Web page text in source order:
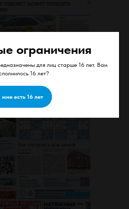
ограничения
для лиц старше 16 лет. Вам
16 лет?
есть 16 лет